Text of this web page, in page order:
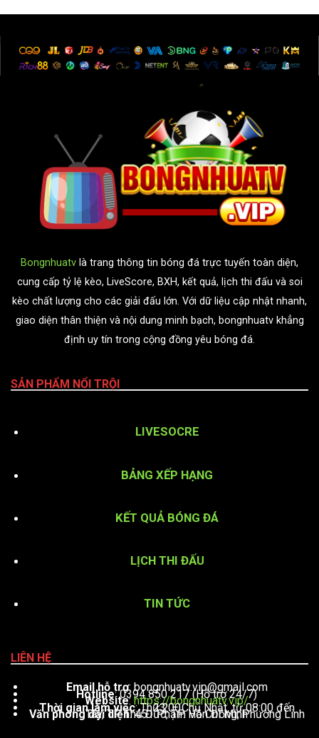
Bongnhuatv là trang thông tin bóng đá trực tuyến toàn diện,
cung cấp tỷ lệ kèo, LiveScore, BXH, kết quả, lịch thi đấu và soi
kèo chất lượng cho các giải đấu lớn. Với dữ liệu cập nhật nhanh,
giao diện thân thiện và nội dung minh bạch, bongnhuatv khẳng
định uy tín trong cộng đồng yêu bóng đá.
SẢN PHẨM NỔI TRỘI
LIVESOCRE
BẢNG XẾP HẠNG
KẾT QUẢ BÓNG ĐÁ
LỊCH THI ĐẤU
TIN TỨC
LIÊN HỆ
Email hỗ trợ:bongnhuatv.vip@gmail.com
Hotline: 0394 850 217 (Hỗ trợ 24/7)
Website:https://bongnhuatv.vip/
Thời gian làm việc : Thứ 2 – Chủ Nhật, từ 08:00 đến 23:00
Văn phòng đại diện: 451 Phạm Văn Đồng, Phường Linh Tây, TP. Thủ Đức, TP. Hồ Chí Minh